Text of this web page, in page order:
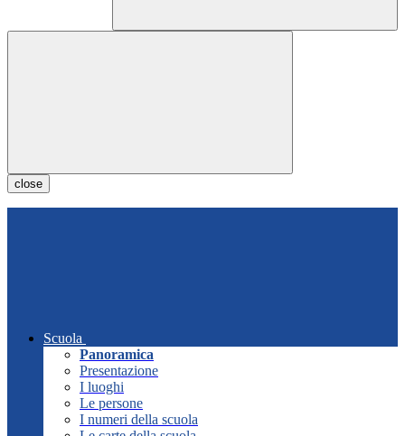
close
Scuola
Panoramica
Presentazione
I luoghi
Le persone
I numeri della scuola